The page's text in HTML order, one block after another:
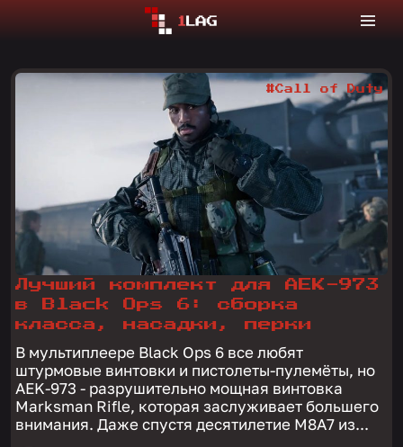
Лучший комплект для AEK-973
в Black Ops 6: сборка
класса, насадки, перки
В мультиплеере Black Ops 6 все любят
штурмовые винтовки и пистолеты-пулемёты, но
AEK-973 - разрушительно мощная винтовка
Marksman Rifle, которая заслуживает большего
внимания. Даже спустя десятилетие M8A7 из...
#Call of Duty